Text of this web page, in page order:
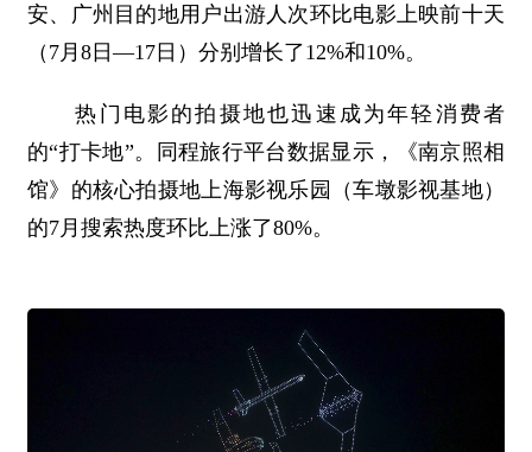
安、广州目的地用户出游人次环比电影上映前十天
（7月8日—17日）分别增长了12%和10%。
热门电影的拍摄地也迅速成为年轻消费者
的“打卡地”。同程旅行平台数据显示，《南京照相
馆》的核心拍摄地上海影视乐园（车墩影视基地）
的7月搜索热度环比上涨了80%。